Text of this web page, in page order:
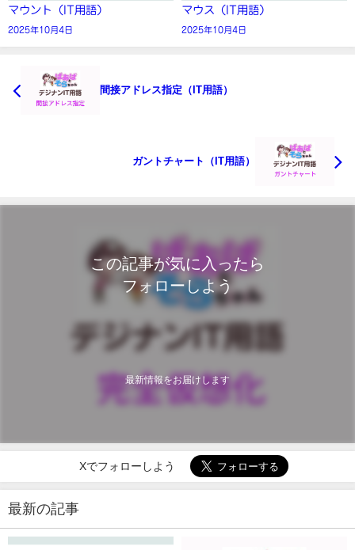
マウント（IT用語）
2025年10月4日
マウス（IT用語）
2025年10月4日
間接アドレス指定（IT用語）
ガントチャート（IT用語）
この記事が気に入ったら
フォローしよう
最新情報をお届けします
Xでフォローしよう
最新の記事